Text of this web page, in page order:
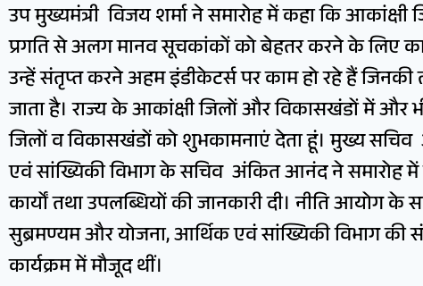
उप मुख्यमंत्री विजय शर्मा ने समारोह में कहा कि
प्रगति से अलग मानव सूचकांकों को बेहतर करने के लिए
उन्हें संतृप्त करने अहम इंडीकेटर्स पर काम हो रहे हैं जिनकी
जाता है। राज्य के आकांक्षी जिलों और विकासखंडों में और
जिलों व विकासखंडों को शुभकामनाएं देता हूं। मुख्य
एवं सांख्यिकी विभाग के सचिव अंकित आनंद ने समारोह में
कार्यों तथा उपलब्धियों की जानकारी दी। नीति आयोग
सुब्रमण्यम और योजना, आर्थिक एवं सांख्यिकी विभाग की
कार्यक्रम में मौजूद थीं।